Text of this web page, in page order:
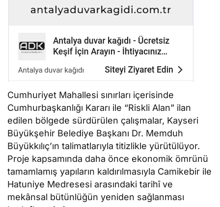
Cumhuriyet Mahallesi sınırları içerisinde
Cumhurbaşkanlığı Kararı ile “Riskli Alan” ilan
edilen bölgede sürdürülen çalışmalar, Kayseri
Büyükşehir Belediye Başkanı Dr. Memduh
Büyükkılıç’ın talimatlarıyla titizlikle yürütülüyor.
Proje kapsamında daha önce ekonomik ömrünü
tamamlamış yapıların kaldırılmasıyla Camikebir ile
Hatuniye Medresesi arasındaki tarihî ve
mekânsal bütünlüğün yeniden sağlanması